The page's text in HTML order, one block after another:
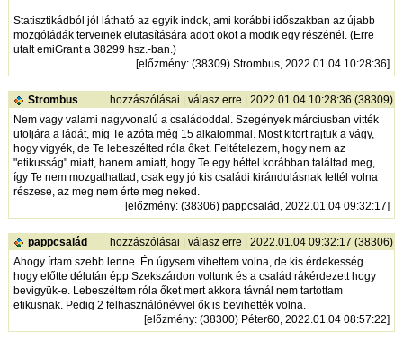
Statisztikádból jól látható az egyik indok, ami korábbi időszakban az újabb
mozgóládák terveinek elutasítására adott okot a modik egy részénél. (Erre
utalt emiGrant a 38299 hsz.-ban.)
[előzmény: (38309) Strombus, 2022.01.04 10:28:36]
Strombus hozzászólásai | válasz erre | 2022.01.04 10:28:36 (38309)
Nem vagy valami nagyvonalú a családoddal. Szegények márciusban vitték
utoljára a ládát, míg Te azóta még 15 alkalommal. Most kitört rajtuk a vágy,
hogy vigyék, de Te lebeszélted róla őket. Feltételezem, hogy nem az
"etikusság" miatt, hanem amiatt, hogy Te egy héttel korábban találtad meg,
így Te nem mozgathattad, csak egy jó kis családi kirándulásnak lettél volna
részese, az meg nem érte meg neked.
[előzmény: (38306) pappcsalád, 2022.01.04 09:32:17]
pappcsalád hozzászólásai | válasz erre | 2022.01.04 09:32:17 (38306)
Ahogy írtam szebb lenne. Én úgysem vihettem volna, de kis érdekesség
hogy előtte délután épp Szekszárdon voltunk és a család rákérdezett hogy
bevigyük-e. Lebeszéltem róla őket mert akkora távnál nem tartottam
etikusnak. Pedig 2 felhasználónévvel ők is bevihették volna.
[előzmény: (38300) Péter60, 2022.01.04 08:57:22]